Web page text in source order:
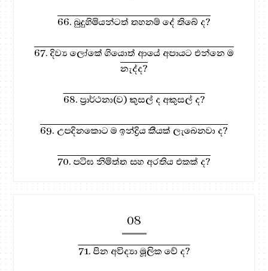
66. බුදුහිමියන්ටත් තහනම් දේ තිබේ ද?
67. දිව්‍ය ලෝකේ ගියොත් ආයේ අපායට එන්නෙ ම
නැද්ද?
68. ප්‍රාර්ථනා(ව) කුසල් ද අකුසල් ද?
69. උපදිනකොට ම ඉන්ද්‍රිය කීයක් ලැබෙනවා ද?
70. පටිඝ නිමිත්ත සහ අරතිය එකක් ද?
08
71. පින අවිද්‍යා මූලික වේ ද?